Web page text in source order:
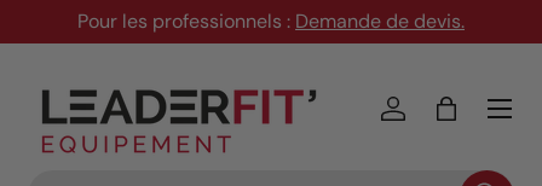
Aller au contenu
Pour les professionnels : Demande de devis.
Se connecter
Panier
Menu